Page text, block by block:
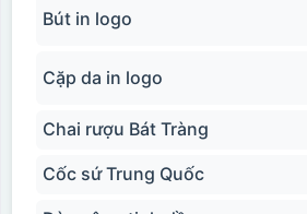
Bút in logo
Cặp da in logo
Chai rượu Bát Tràng
Cốc sứ Trung Quốc